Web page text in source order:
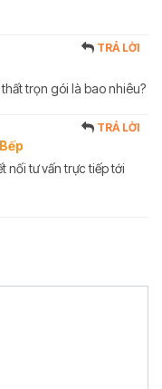
TRẢ LỜI
trọn gói là bao nhiêu?
TRẢ LỜI
nối tư vấn trực tiếp tới